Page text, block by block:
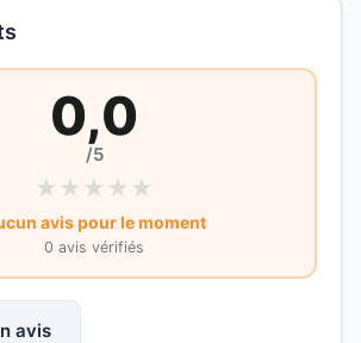
0,0
/5
★ ★ ★ ★ ★
avis pour le moment
0 avis vérifiés
avis